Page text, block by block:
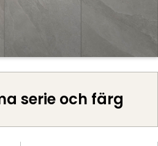
serie och färg